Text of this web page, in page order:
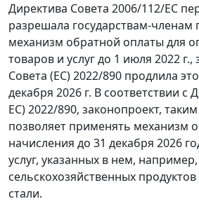
Директива Совета 2006/112/ЕС
разрешала государствам-членам
механизм обратной оплаты для
товаров и услуг до 1 июля 2022
Совета (ЕС) 2022/890 продлила
декабря 2026 г. В соответствии с
ЕС) 2022/890, законопроект,
позволяет применять механизм
начисления до 31 декабря 2026
услуг, указанных в нем,
сельскохозяйственных
стали.